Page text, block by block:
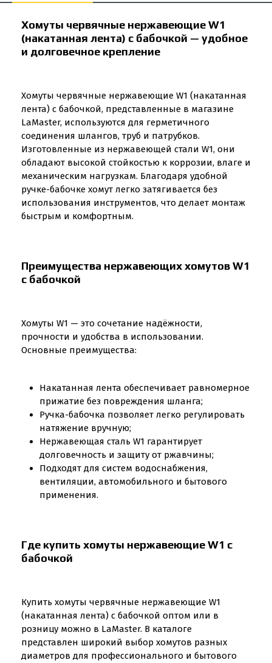
Хомуты червячные нержавеющие W1
(накатанная лента) с бабочкой — удобное
и долговечное крепление
Хомуты червячные нержавеющие W1 (накатанная
лента) с бабочкой, представленные в магазине
LaMaster, используются для герметичного
соединения шлангов, труб и патрубков.
Изготовленные из нержавеющей стали W1, они
обладают высокой стойкостью к коррозии, влаге и
механическим нагрузкам. Благодаря удобной
ручке-бабочке хомут легко затягивается без
использования инструментов, что делает монтаж
быстрым и комфортным.
Преимущества нержавеющих хомутов W1
с бабочкой
Хомуты W1 — это сочетание надёжности,
прочности и удобства в использовании.
Основные преимущества:
Накатанная лента обеспечивает равномерное
прижатие без повреждения шланга;
Ручка-бабочка позволяет легко регулировать
натяжение вручную;
Нержавеющая сталь W1 гарантирует
долговечность и защиту от ржавчины;
Подходят для систем водоснабжения,
вентиляции, автомобильного и бытового
применения.
Где купить хомуты нержавеющие W1 с
бабочкой
Купить хомуты червячные нержавеющие W1
(накатанная лента) с бабочкой оптом или в
розницу можно в LaMaster. В каталоге
представлен широкий выбор хомутов разных
диаметров для профессионального и бытового